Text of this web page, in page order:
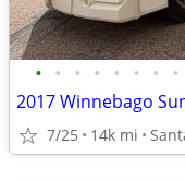
• • • • • • • •
2017 Winnebago
7/25 14k mi